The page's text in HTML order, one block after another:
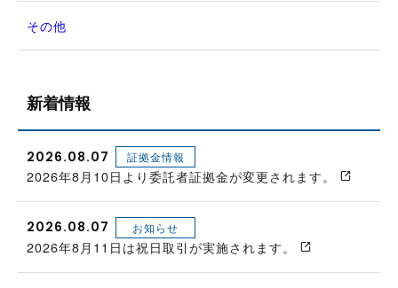
その他
新着情報
2026.08.07 証拠金情報
2026年8月10日より委託者証拠金が変更されます。
2026.08.07 お知らせ
2026年8月11日は祝日取引が実施されます。